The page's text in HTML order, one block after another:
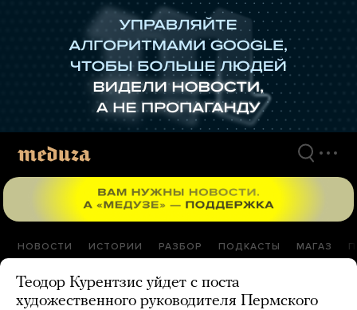
НОВОСТИ ИСТОРИИ РАЗБОР ПОДКАСТЫ МАГАЗ
Теодор Курентзис уйдет с поста
художественного руководителя Пермского